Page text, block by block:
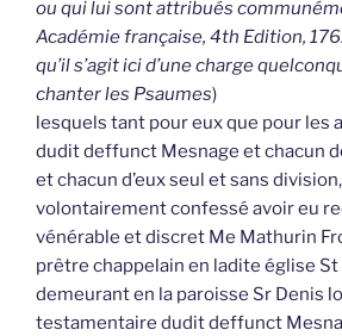
ou qui lui sont attribués
Académie française, 4th Edition,
qu’il s’agit ici d’une charge
chanter les Psaumes)
lesquels tant pour eux que pour les
dudit deffunct Mesnage et chacun
et chacun d’eux seul et sans
volontairement confessé avoir eu
vénérable et discret Me Mathurin
prêtre chappelain en ladite église
demeurant en la paroisse Sr Denis
testamentaire dudit deffunct